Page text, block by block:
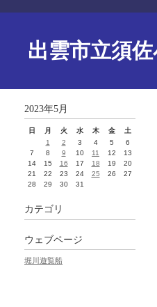
出雲市立須
2023年5月
日 月 火 水 木 金
土
1
2 3 4 5
6
7
8 9 10 11 12
13
14
15 16 17 18 19
20
21
22 23 24 25 26
27
28
29 30 31
カテゴリ
ウェブページ
堀川遊覧船